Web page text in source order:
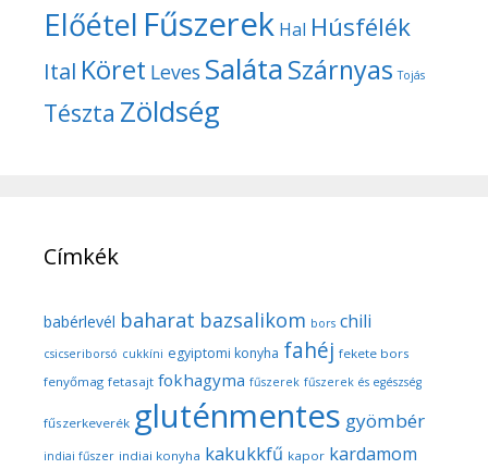
Előétel Fűszerek Hal Húsfélék
Ital Köret Leves SalátaSzárnyas Tojás
Tészta Zöldség
Címkék
babérlevél baharat bazsalikom bors chili
csicseriborsó cukkíni egyiptomi konyha fahéj fekete bors
fenyőmag fetasajt fokhagyma fűszerek fűszerek és egészség
fűszerkeverék gluténmentes gyömbér
indiai fűszer indiai konyha kakukkfű kapor kardamom